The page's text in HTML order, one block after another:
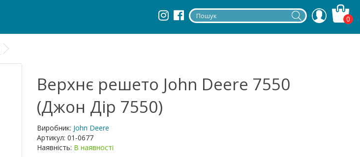
0
Верхнє решето John Deere 7550
(Джон Дір 7550)
Виробник: John Deere
Артикул: 01-0677
Наявність: В наявності